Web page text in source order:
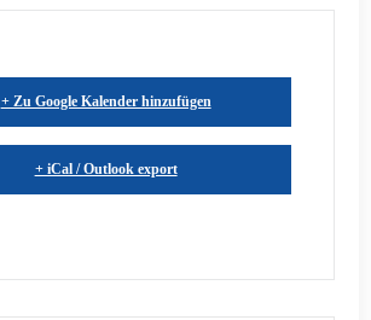
+ Zu Google Kalender hinzufügen
+ iCal / Outlook export